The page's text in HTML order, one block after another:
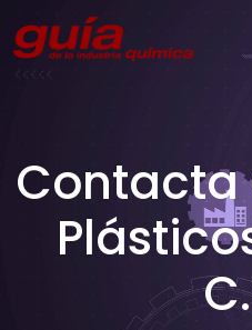
Contacta